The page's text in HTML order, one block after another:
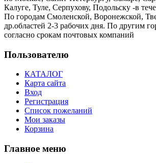
Калуге, Туле, Серпухову, Подольску -в
По городам Смоленской, Воронежской,
др.областей 2-3 рабочих дня. По другим
согласно срокам почтовых компаний
Пользователю
КАТАЛОГ
Карта сайта
Вход
Регистрация
Список пожеланий
Мои заказы
Корзина
Главное меню